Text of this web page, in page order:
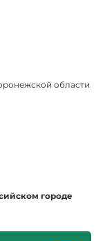
области
городе